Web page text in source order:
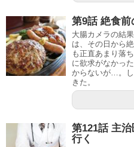
第9話 絶食前
大腸カメラの結
は、その日から
も正直あまり落
に欲求がなかっ
からないが…。
きた。
第121話 主
行く